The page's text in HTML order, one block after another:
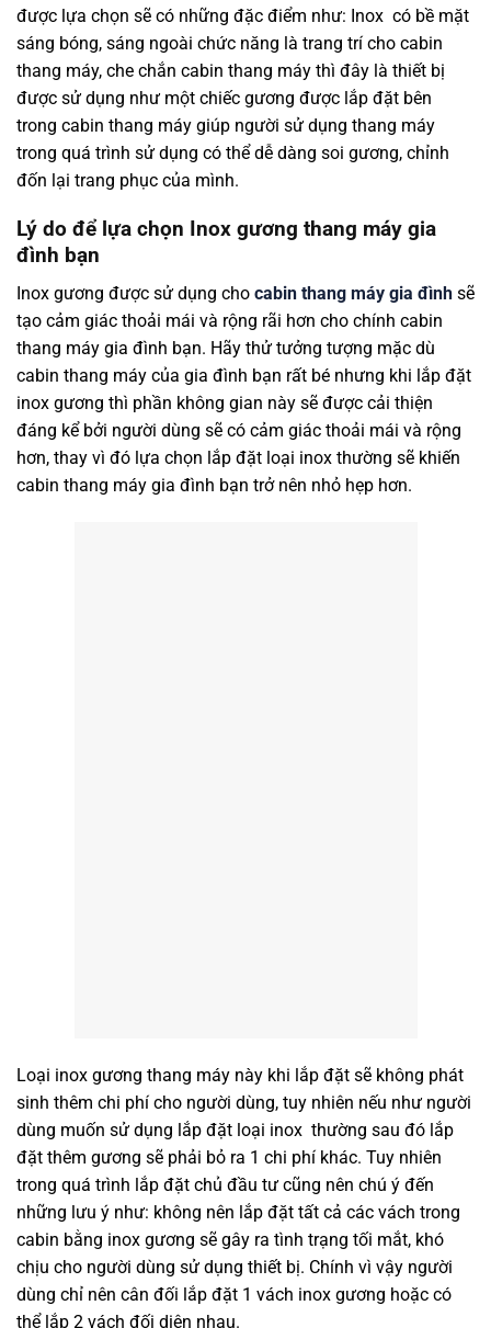
được lựa chọn sẽ có những đặc điểm như: Inox có bề mặt
sáng bóng, sáng ngoài chức năng là trang trí cho cabin
thang máy, che chắn cabin thang máy thì đây là thiết bị
được sử dụng như một chiếc gương được lắp đặt bên
trong cabin thang máy giúp người sử dụng thang máy
trong quá trình sử dụng có thể dễ dàng soi gương, chỉnh
đốn lại trang phục của mình.
Lý do để lựa chọn Inox gương thang máy gia
đình bạn
Inox gương được sử dụng cho cabin thang máy gia đình sẽ
tạo cảm giác thoải mái và rộng rãi hơn cho chính cabin
thang máy gia đình bạn. Hãy thử tưởng tượng mặc dù
cabin thang máy của gia đình bạn rất bé nhưng khi lắp đặt
inox gương thì phần không gian này sẽ được cải thiện
đáng kể bởi người dùng sẽ có cảm giác thoải mái và rộng
hơn, thay vì đó lựa chọn lắp đặt loại inox thường sẽ khiến
cabin thang máy gia đình bạn trở nên nhỏ hẹp hơn.
Loại inox gương thang máy này khi lắp đặt sẽ không phát
sinh thêm chi phí cho người dùng, tuy nhiên nếu như người
dùng muốn sử dụng lắp đặt loại inox thường sau đó lắp
đặt thêm gương sẽ phải bỏ ra 1 chi phí khác. Tuy nhiên
trong quá trình lắp đặt chủ đầu tư cũng nên chú ý đến
những lưu ý như: không nên lắp đặt tất cả các vách trong
cabin bằng inox gương sẽ gây ra tình trạng tối mắt, khó
chịu cho người dùng sử dụng thiết bị. Chính vì vậy người
dùng chỉ nên cân đối lắp đặt 1 vách inox gương hoặc có
thể lắp 2 vách đối diện nhau.